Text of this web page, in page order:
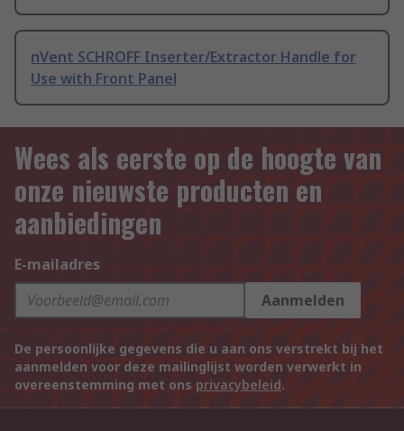
nVent SCHROFF Inserter/Extractor Handle for
Use with Front Panel
Wees als eerste op de hoogte van
onze nieuwste producten en
aanbiedingen
E-mailadres
Aanmelden
De persoonlijke gegevens die u aan ons verstrekt bij het
aanmelden voor deze mailinglijst worden verwerkt in
overeenstemming met ons privacybeleid.